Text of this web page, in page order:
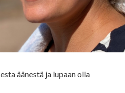
äänestä ja lupaan olla